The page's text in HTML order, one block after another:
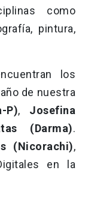
como
pintura,
los
de nuestra
P), Josefina
(Darma).
(Nicorachi),
en la